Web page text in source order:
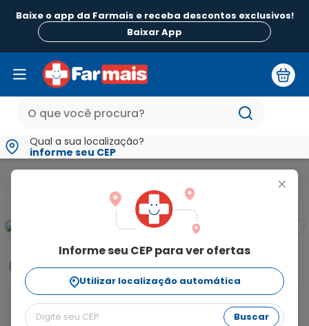
Baixe o app da Farmais e receba descontos exclusivos!
Baixar App
Qual a sua localização?
informe seu CEP
+
Informe seu CEP para ver ofertas
Utilizar localização automática
Buscar
Microvlar
Informações
O levonorgestrel (progestógeno) e o etinilestradiol
(estrogênio). Devido às pequenas concentrações de